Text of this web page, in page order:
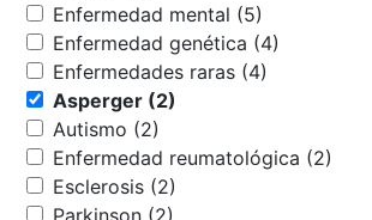
Enfermedad mental (5)
Enfermedad genética (4)
Enfermedades raras (4)
Asperger (2)
Autismo (2)
Enfermedad reumatológica (2)
Esclerosis (2)
Parkinson (2)